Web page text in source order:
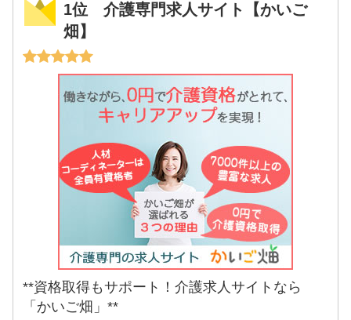
1位 介護専門求人サイト【かいご
畑】
**資格取得もサポート！介護求人サイトなら
「かいご畑」**